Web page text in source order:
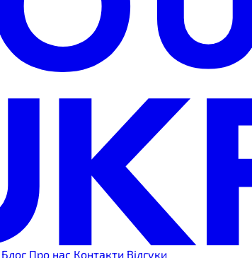
Блог Про нас Контакти Відгуки